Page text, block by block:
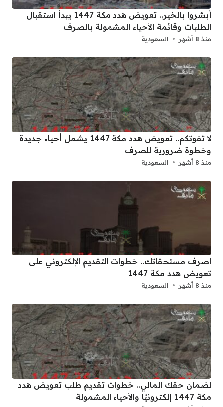
أبشروا بالخير.. تعويض هدد مكة 1447 يبدأ استقبال
الطلبات وقائمة الأحياء المشمولة بالصرف
منذ 8 أشهر السعودية
لا تفوتكم.. تعويض هدد مكة 1447 يشمل أحياء جديدة
وخطوة ضرورية للصرف
منذ 8 أشهر السعودية
اصرف مستحقاتك.. خطوات التقديم الإلكتروني على
تعويض هدد مكة 1447
منذ 8 أشهر السعودية
لضمان حقك المالي.. خطوات تقديم طلب تعويض هدد
مكة 1447 إلكترونيًا والأحياء المشمولة